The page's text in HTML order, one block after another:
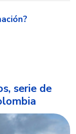
serie de